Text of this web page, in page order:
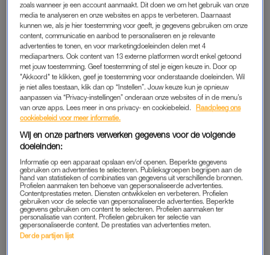
Toon Kolkman wist niet wat hem overkwam toen hij de mail
van energieleverancier Essent opende. “Ik dacht eerst dat het
om een jaarbedrag ging, maar ineens drong het tot me door
dat het ons nieuwe maandbedrag is.”
Dat hij verbaasd is over deze enorme verhoging, is een
understatement. “Tussen neus en lippen wordt het even op
mijn jaarrekening vermeld, zo van: o ja, je gaat even bijna
zevenhonderd procent meer betalen.”
NIET BETALEN
Of hij de energieleverancier Essent gaat betalen? “Absoluut
niet. Ik ga die energiereuzen toch niet nóg rijker maken. Laat
ze maar komen, want zo ga je niet met klanten om. Ik zou ook
niet weten hoe ik dit moet betalen.”
zoals wanneer je een account aanmaakt. Dit doen we om het gebruik van onze
media te analyseren en onze websites en apps te verbeteren. Daarnaast
kunnen we, als je hier toestemming voor geeft, je gegevens gebruiken om onze
content, communicatie en aanbod te personaliseren en je relevante
advertenties te tonen, en voor marketingdoeleinden delen met 4
mediapartners. Ook content van 13 externe platformen wordt enkel getoond
met jouw toestemming. Geef toestemming of stel je eigen keuze in. Door op
"Akkoord" te klikken, geef je toestemming voor onderstaande doeleinden. Wil
je niet alles toestaan, klik dan op “Instellen”. Jouw keuze kun je opnieuw
aanpassen via “Privacy-instellingen” onderaan onze websites of in de menu’s
van onze apps. Lees meer in ons privacy- en cookiebeleid.
Raadpleeg ons
cookiebeleid voor meer informatie.
Wij en onze partners verwerken gegevens voor de volgende
doeleinden:
Informatie op een apparaat opslaan en/of openen. Beperkte gegevens
gebruiken om advertenties te selecteren. Publieksgroepen begrijpen aan de
hand van statistieken of combinaties van gegevens uit verschillende bronnen.
Profielen aanmaken ten behoeve van gepersonaliseerde advertenties.
Contentprestaties meten. Diensten ontwikkelen en verbeteren. Profielen
gebruiken voor de selectie van gepersonaliseerde advertenties. Beperkte
gegevens gebruiken om content te selecteren. Profielen aanmaken ter
personalisatie van content. Profielen gebruiken ter selectie van
gepersonaliseerde content. De prestaties van advertenties meten.
Derde partijen lijst